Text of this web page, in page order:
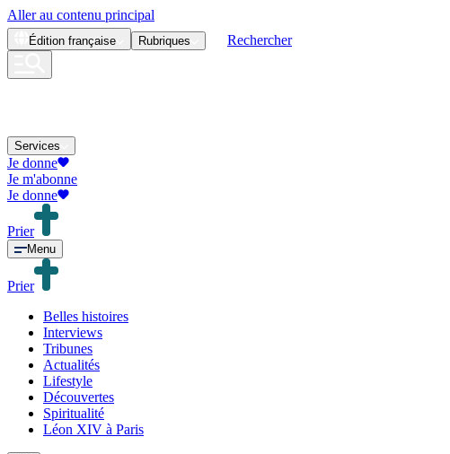
Aller au contenu principal
Édition française Rubriques Rechercher
Services
Je donne
Je m'abonne
Je donne
Prier
Menu
Prier
Belles histoires
Interviews
Tribunes
Actualités
Lifestyle
Découvertes
Spiritualité
Léon XIV à Paris